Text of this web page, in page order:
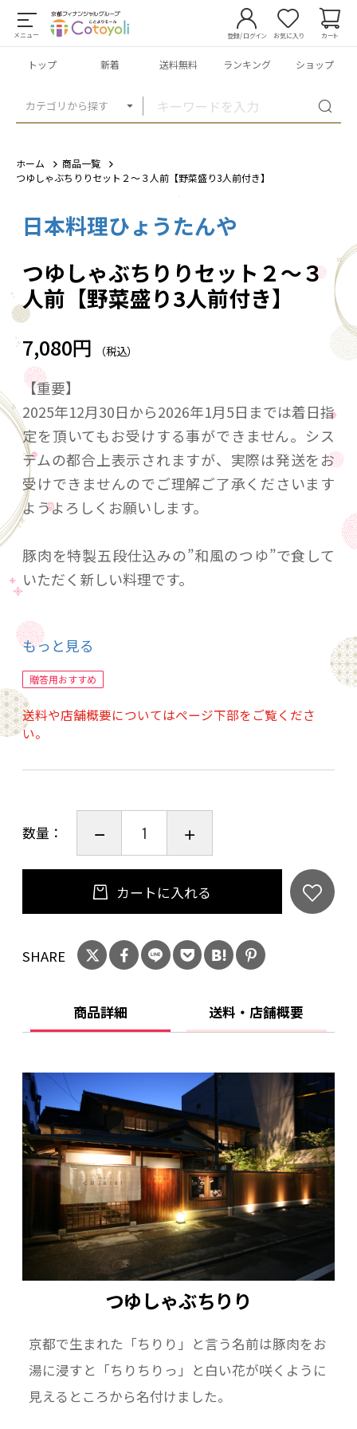
メニュー
カテゴリから探す
登録/ログイン お気に入り カート
トップ 新着 送料無料 ランキング ショップ
ホーム
商品一覧
つゆしゃぶちりりセット２～３人前【野菜盛り3人前付き】
日本料理ひょうたんや
つゆしゃぶちりりセット２～３
人前【野菜盛り3人前付き】
7,080円 （税込）
【重要】
2025年12月30日から2026年1月5日までは着日指
定を頂いてもお受けする事ができません。シス
テムの都合上表示されますが、実際は発送をお
受けできませんのでご理解ご了承くださいます
ようよろしくお願いします。
豚肉を特製五段仕込みの”和風のつゆ”で食して
いただく新しい料理です。
老舗百貨店の「グルメのための味百選」にも選
ばれました。
元来のポン酢でも胡麻ダレでもなく、
当店が開発した和食の五段仕込みのつゆにつけ
て食す味わいは、
す。
・ブランド豚【京都ぽーく】110ｇ×3皿
・特製つけだれ300ｃｃ×2袋
・そば80ｇ
・柚子唐辛子10ｇ
・季節の野菜盛り3人前
・刻み葱約240ｇ
・赤こんにゃく3切れ
消費期限は３～４日間となっておりますのでお
早めにお召し上がり下さい。
もっと見る
贈答用おすすめ
送料や店舗概要についてはページ下部をご覧くださ
い。
数量：
カートに入れる
SHARE
商品詳細 送料・店舗概要
つゆしゃぶちりり
京都で生まれた「ちりり」と言う名前は豚肉をお
湯に浸すと「ちりちりっ」と白い花が咲くように
見えるところから名付けました。